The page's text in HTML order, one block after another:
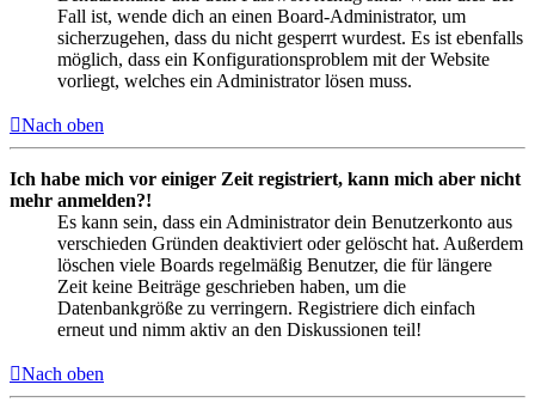
Fall ist, wende dich an einen Board-Administrator, um
sicherzugehen, dass du nicht gesperrt wurdest. Es ist ebenfalls
möglich, dass ein Konfigurationsproblem mit der Website
vorliegt, welches ein Administrator lösen muss.
Nach oben
Ich habe mich vor einiger Zeit registriert, kann mich aber nicht
mehr anmelden?!
Es kann sein, dass ein Administrator dein Benutzerkonto aus
verschieden Gründen deaktiviert oder gelöscht hat. Außerdem
löschen viele Boards regelmäßig Benutzer, die für längere
Zeit keine Beiträge geschrieben haben, um die
Datenbankgröße zu verringern. Registriere dich einfach
erneut und nimm aktiv an den Diskussionen teil!
Nach oben